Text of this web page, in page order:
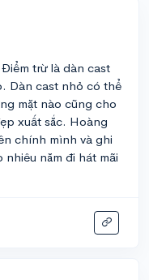
trừ là dàn cast
Dàn cast nhỏ có thể
mặt nào cũng cho
xuất sắc. Hoàng
chính mình và ghi
năm đi hát mãi